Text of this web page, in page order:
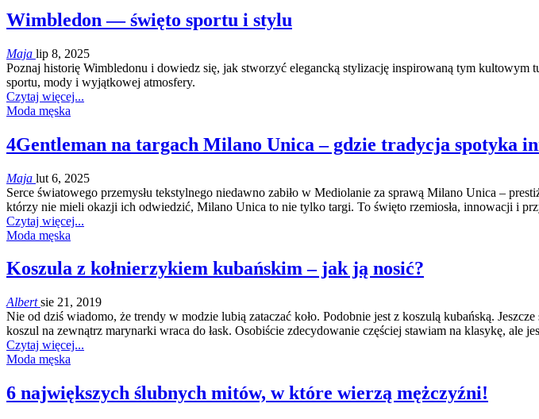
Wimbledon — święto sportu i stylu
Maja lip 8, 2025
Poznaj historię Wimbledonu i dowiedz się, jak stworzyć elegancką stylizację inspirowaną tym
sportu, mody i wyjątkowej atmosfery.
Czytaj więcej...
Moda męska
4Gentleman na targach Milano Unica – gdzie tradycja spotyka
Maja lut 6, 2025
Serce światowego przemysłu tekstylnego niedawno zabiło w Mediolanie za sprawą Milano Unica –
którzy nie mieli okazji ich odwiedzić, Milano Unica to nie tylko targi. To święto rzemiosła, innowacji i
Czytaj więcej...
Moda męska
Koszula z kołnierzykiem kubańskim – jak ją nosić?
Albertsie 21, 2019
Nie od dziś wiadomo, że trendy w modzie lubią zataczać koło. Podobnie jest z koszulą kubańską.
koszul na zewnątrz marynarki wraca do łask. Osobiście zdecydowanie częściej stawiam na klasykę, ale
Czytaj więcej...
Moda męska
6 największych ślubnych mitów, w które wierzą mężczyźni!